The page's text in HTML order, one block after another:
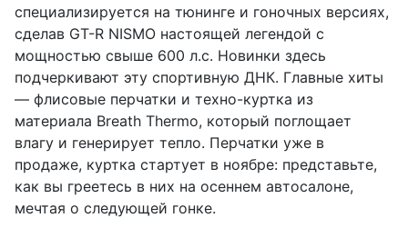
специализируется на тюнинге и гоночных версиях,
сделав GT-R NISMO настоящей легендой с
мощностью свыше 600 л.с. Новинки здесь
подчеркивают эту спортивную ДНК. Главные хиты
— флисовые перчатки и техно-куртка из
материала Breath Thermo, который поглощает
влагу и генерирует тепло. Перчатки уже в
продаже, куртка стартует в ноябре: представьте,
как вы греетесь в них на осеннем автосалоне,
мечтая о следующей гонке.